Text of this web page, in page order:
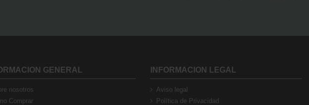
GENERAL
nosotros
Comprar
INFORMACION LEGAL
Aviso legal
Política de Privacidad